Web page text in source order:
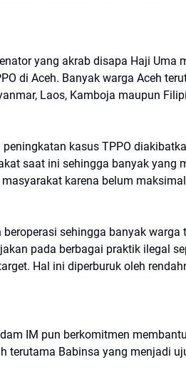
yang akrab disapa Haji Uma
di Aceh. Banyak warga Aceh
Laos, Kamboja maupun
kasus TPPO
saat ini sehingga banyak yang
karena belum
sehingga banyak
pada berbagai praktik ilegal
Hal ini diperburuk oleh
IM pun berkomitmen
terutama Babinsa yang menjadi